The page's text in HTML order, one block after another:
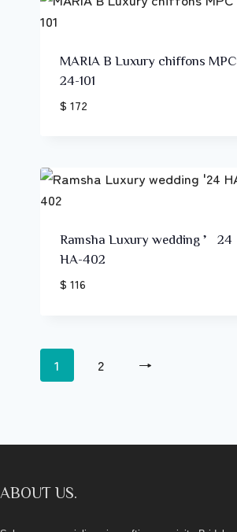
MARIA B Luxury chiffons MPC
24-101
$ 172
Ramsha Luxury wedding ’24
HA-402
$ 116
1 2 →
ABOUT US.